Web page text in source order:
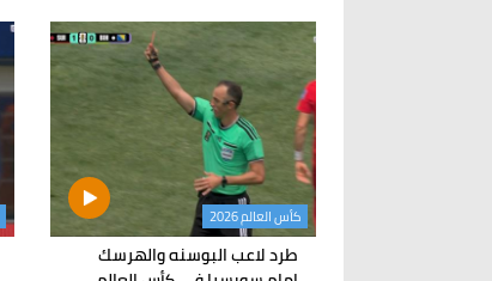
كأس العالم 2026
طرد لاعب البوسنه والهرسك